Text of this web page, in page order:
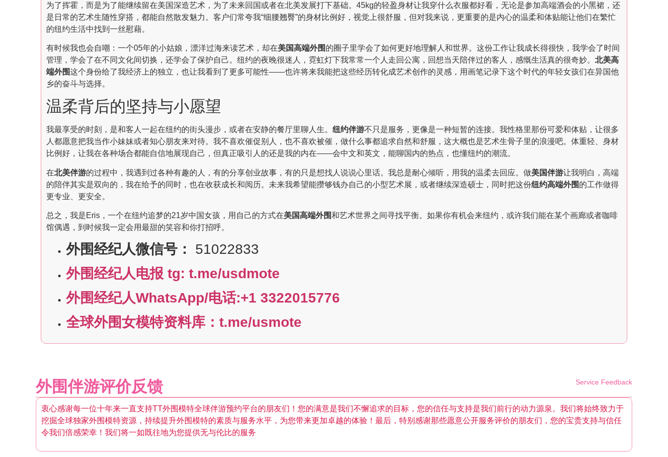
为了挥霍，而是为了能继续留在美国深造艺术，为了未来回国或者在北美发展打下基础。45kg的轻盈身材让我穿什么衣服都好看，无论是参加高端酒会的小黑裙，还
是日常的艺术生随性穿搭，都能自然散发魅力。客户们常夸我“细腰翘臀”的身材比例好，视觉上很舒服，但对我来说，更重要的是内心的温柔和体贴能让他们在繁忙
的纽约生活中找到一丝慰藉。
有时候我也会自嘲：一个05年的小姑娘，漂洋过海来读艺术，却在美国高端外围 的圈子里学会了如何更好地理解人和世界。这份工作让我成长得很快，我学会了时间
管理，学会了在不同文化间切换，还学会了保护自己。纽约的夜晚很迷人，霓虹灯下我常常一个人走回公寓，回想当天陪伴过的客人，感慨生活真的很奇妙。 北美高
端外围这个身份给了我经济上的独立，也让我看到了更多可能性——也许将来我能把这些经历转化成艺术创作的灵感，用画笔记录下这个时代的年轻女孩们在异国他
乡的奋斗与选择。
温柔背后的坚持与小愿望
我最享受的时刻，是和客人一起在纽约的街头漫步，或者在安静的餐厅里聊人生。 纽约伴游不只是服务，更像是一种短暂的连接。我性格里那份可爱和体贴，让很多
人都愿意把我当作小妹妹或者知心朋友来对待。我不喜欢催促别人，也不喜欢被催，做什么事都追求自然和舒服，这大概也是艺术生骨子里的浪漫吧。体重轻、身材
比例好，让我在各种场合都能自信地展现自己，但真正吸引人的还是我的内在——会中文和英文，能聊国内的热点，也懂纽约的潮流。
在北美伴游的过程中，我遇到过各种有趣的人，有的分享创业故事，有的只是想找人说说心里话。我总是耐心倾听，用我的温柔去回应。做美国伴游让我明白，高端
的陪伴其实是双向的，我在给予的同时，也在收获成长和阅历。未来我希望能攒够钱办自己的小型艺术展，或者继续深造硕士，同时把这份纽约高端外围 的工作做得
更专业、更安全。
总之，我是Eris，一个在纽约追梦的21岁中国女孩，用自己的方式在美国高端外围和艺术世界之间寻找平衡。如果你有机会来纽约，或许我们能在某个画廊或者咖啡
馆偶遇，到时候我一定会用最甜的笑容和你打招呼。
外围经纪人微信号：
51022833
外围经纪人电报 tg: t.me/usdmote
外围经纪人WhatsApp/电话:+1 3322015776
全球外围女模特资料库：t.me/usmote
外围伴游评价反馈 Service Feedback
衷心感谢每一位十年来一直支持TT外围模特全球伴游预约平台的朋友们！您的满意是我们不懈追求的目标，您的信任与支持是我们前行的动力源泉。我们将始终致力于
挖掘全球独家外围模特资源，持续提升外围模特的素质与服务水平，为您带来更加卓越的体验！最后，特别感谢那些愿意公开服务评价的朋友们，您的宝贵支持与信任
令我们倍感荣幸！我们将一如既往地为您提供无与伦比的服务